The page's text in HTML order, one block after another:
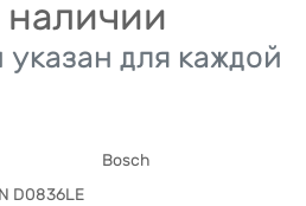
наличии
указан для каждой
Bosch
D0836LE